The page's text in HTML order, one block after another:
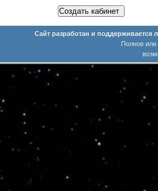
Сайт разработан и поддерживается
Полное